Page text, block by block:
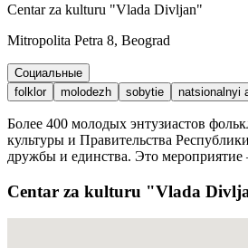
Centar za kulturu "Vlada Divljan"
Mitropolita Petra 8, Beograd
Социальные
folklor
molodezh sobytie natsionalnyi
Более 400 молодых энтузиастов
культуры и Правительства
дружбы и единства. Это мероприятие
Centar za kulturu "Vlada